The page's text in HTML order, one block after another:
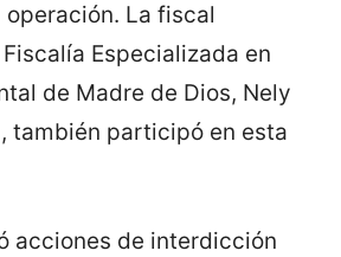
La fiscal
Especializada en
de Madre de Dios, Nely
también participó en esta
acciones de interdicción